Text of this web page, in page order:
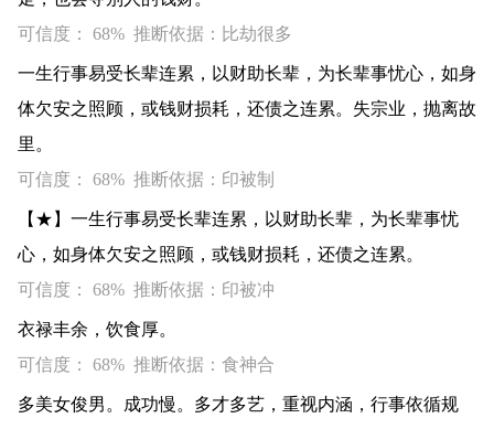
可信度： 68% 推断依据：比劫很多
一生行事易受长辈连累，以财助长辈，为长辈事忧心，如身
体欠安之照顾，或钱财损耗，还债之连累。失宗业，抛离故
里。
可信度： 68% 推断依据：印被制
【★】一生行事易受长辈连累，以财助长辈，为长辈事忧
心，如身体欠安之照顾，或钱财损耗，还债之连累。
可信度： 68% 推断依据：印被冲
衣禄丰余，饮食厚。
可信度： 68% 推断依据：食神合
多美女俊男。成功慢。多才多艺，重视内涵，行事依循规